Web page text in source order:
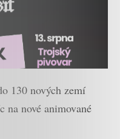
130 nových zemí
na nové animované